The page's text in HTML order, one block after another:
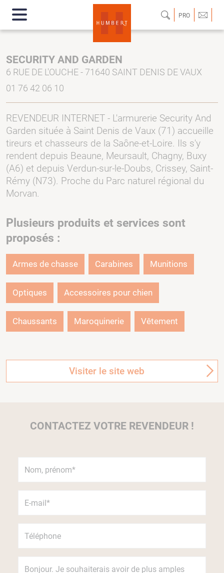
PRO
SECURITY AND GARDEN
6 RUE DE L'OUCHE - 71640 SAINT DENIS DE VAUX
01 76 42 06 10
REVENDEUR INTERNET - L'armurerie Security And
Garden située à Saint Denis de Vaux (71) accueille
tireurs et chasseurs de la Saône-et-Loire. Ils s'y
rendent depuis Beaune, Meursault, Chagny, Buxy
(A6) et depuis Verdun-sur-le-Doubs, Crissey, Saint-
Rémy (N73). Proche du Parc naturel régional du
Morvan.
Plusieurs produits et services sont
proposés :
Armes de chasse Carabines Munitions
Optiques Accessoires pour chien
Chaussants Maroquinerie Vêtement
Visiter le site web
CONTACTEZ VOTRE REVENDEUR !